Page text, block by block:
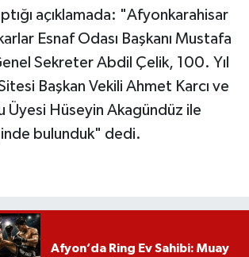
açıklamada: "Afyonkarahisar
Esnaf Odası Başkanı Mustafa
Sekreter Abdil Çelik, 100. Yıl
Başkan Vekili Ahmet Karcı ve
Üyesi Hüseyin Akagündüz ile
bulunduk" dedi.
Afyon’da Ring Ev Sahibi: Muay